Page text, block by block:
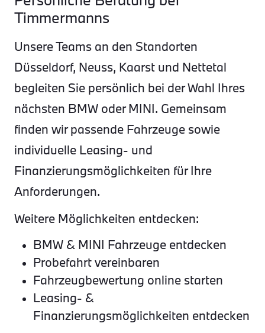
Timmermanns
Unsere Teams an den Standorten
Düsseldorf, Neuss, Kaarst und Nettetal
begleiten Sie persönlich bei der Wahl Ihres
nächsten BMW oder MINI. Gemeinsam
finden wir passende Fahrzeuge sowie
individuelle Leasing- und
Finanzierungsmöglichkeiten für Ihre
Anforderungen.
Weitere Möglichkeiten entdecken:
BMW & MINI Fahrzeuge entdecken
Probefahrt vereinbaren
Fahrzeugbewertung online starten
Leasing- &
Finanzierungsmöglichkeiten entdecken